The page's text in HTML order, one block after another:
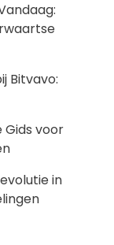
Bitvavo:
Gids voor
in